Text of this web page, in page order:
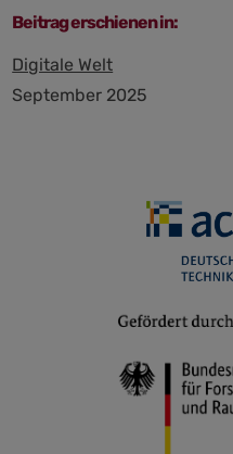
Beitrag erschienen in:
Digitale Welt
September 2025